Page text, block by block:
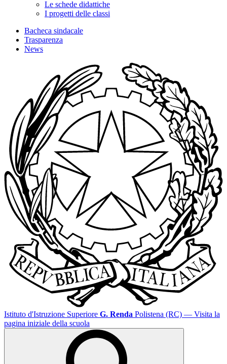
Le schede didattiche
I progetti delle classi
Bacheca sindacale
Trasparenza
News
Istituto d'Istruzione Superiore G. Renda Polistena (RC) — Visita la
pagina iniziale della scuola